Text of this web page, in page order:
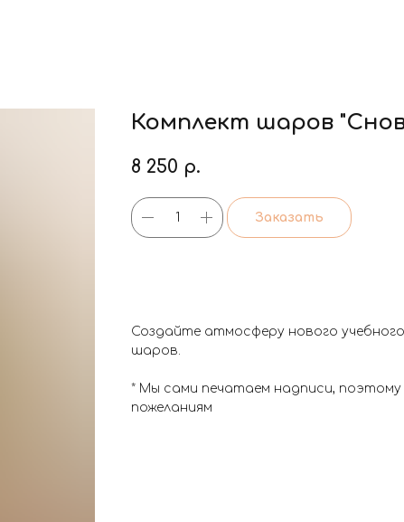
Комплект шаров
8 250 р.
Заказать
Создайте атмосферу нового
шаров.
* Мы сами печатаем надписи,
пожеланиям